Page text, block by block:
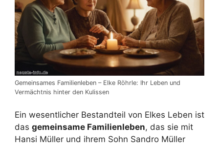
Gemeinsames Familienleben – Elke Röhrle: Ihr Leben und
Vermächtnis hinter den Kulissen
Ein wesentlicher Bestandteil von Elkes Leben ist
das gemeinsame Familienleben, das sie mit
Hansi Müller und ihrem Sohn Sandro Müller